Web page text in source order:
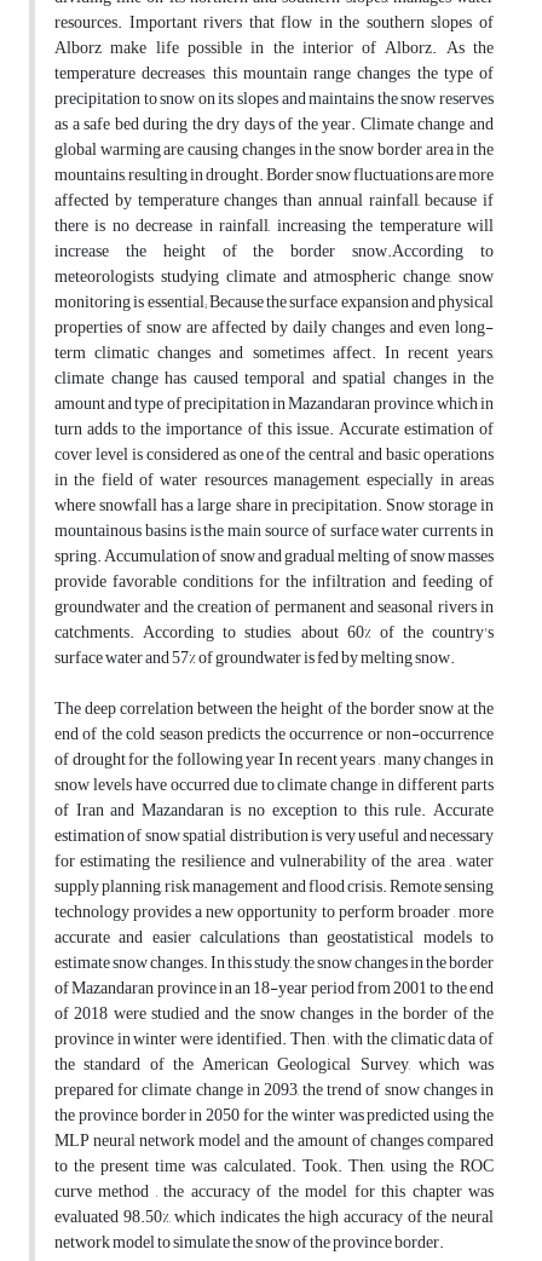
resources. Important rivers that flow in the southern slopes of
Alborz make life possible in the interior of Alborz. As the
temperature decreases, this mountain range changes the type of
precipitation to snow on its slopes and maintains the snow reserves
as a safe bed during the dry days of the year. Climate change and
global warming are causing changes in the snow border area in the
mountains, resulting in drought. Border snow fluctuations are more
affected by temperature changes than annual rainfall, because if
there is no decrease in rainfall, increasing the temperature will
increase the height of the border snow.According to
meteorologists studying climate and atmospheric change, snow
monitoring is essential; Because the surface expansion and physical
properties of snow are affected by daily changes and even long-
term climatic changes and sometimes affect. In recent years,
climate change has caused temporal and spatial changes in the
amount and type of precipitation in Mazandaran province, which in
turn adds to the importance of this issue. Accurate estimation of
cover level is considered as one of the central and basic operations
in the field of water resources management, especially in areas
where snowfall has a large share in precipitation. Snow storage in
mountainous basins is the main source of surface water currents in
spring. Accumulation of snow and gradual melting of snow masses
provide favorable conditions for the infiltration and feeding of
groundwater and the creation of permanent and seasonal rivers in
catchments. According to studies, about 60% of the country's
surface water and 57% of groundwater is fed by melting snow.
The deep correlation between the height of the border snow at the
end of the cold season predicts the occurrence or non-occurrence
of drought for the following year In recent years , many changes in
snow levels have occurred due to climate change in different parts
of Iran and Mazandaran is no exception to this rule. Accurate
estimation of snow spatial distribution is very useful and necessary
for estimating the resilience and vulnerability of the area , water
supply planning, risk management and flood crisis. Remote sensing
technology provides a new opportunity to perform broader , more
accurate and easier calculations than geostatistical models to
estimate snow changes. In this study, the snow changes in the border
of Mazandaran province in an 18-year period from 2001 to the end
of 2018 were studied and the snow changes in the border of the
province in winter were identified. Then , with the climatic data of
the standard of the American Geological Survey, which was
prepared for climate change in 2093, the trend of snow changes in
the province border in 2050 for the winter was predicted using the
MLP neural network model and the amount of changes compared
to the present time was calculated. Took. Then, using the ROC
curve method , the accuracy of the model for this chapter was
evaluated 98.50%, which indicates the high accuracy of the neural
network model to simulate the snow of the province border.